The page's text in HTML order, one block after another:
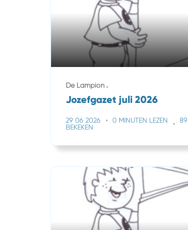
De Lampion
Jozefgazet juli 2026
29 06 2026 0 MINUTEN LEZEN
89
BEKEKEN